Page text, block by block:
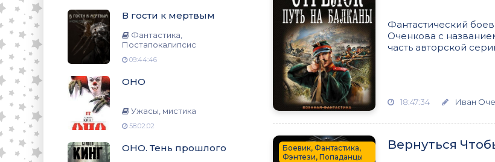
В гости к мертвым
Фантастика,
Постапокалипсис
09:44:46
ОНО
Ужасы, мистика
58:02:02
ОНО. Тень прошлого
Фантастический
Оченкова с
часть авторской
18:47:34 Иван
Боевик, Фантастика,
Фэнтези, Попаданцы
Вернуться